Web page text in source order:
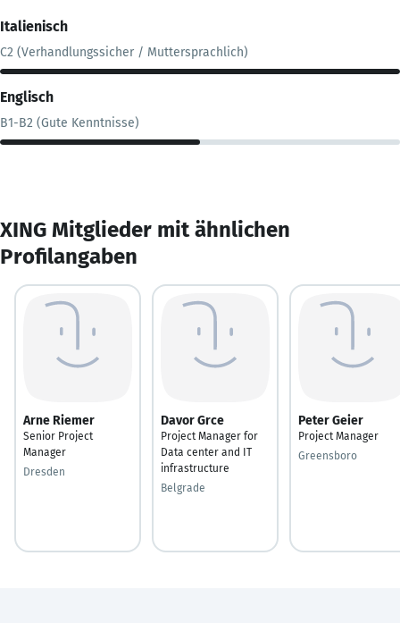
Italienisch
C2 (Verhandlungssicher / Muttersprachlich)
Englisch
B1-B2 (Gute Kenntnisse)
XING Mitglieder mit ähnlichen
Profilangaben
Arne Riemer
Senior Project
Manager
Dresden
Davor Grce
Project Manager for
Data center and IT
infrastructure
Belgrade
Peter Geier
Project Manager
Greensboro